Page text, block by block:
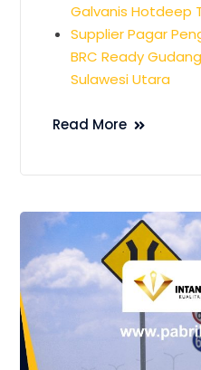
Galvanis Hotdeep
Supplier Pagar
BRC Ready
Sulawesi Utara
Read More